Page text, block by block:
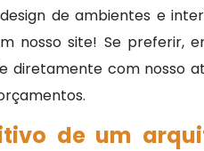
de ambientes e
nosso site! Se preferir,
diretamente com nosso
de um